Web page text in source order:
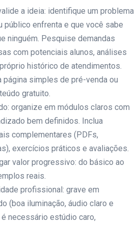
a ideia: identifique um problema
público enfrenta e que você sabe
ninguém. Pesquise demandas
com potenciais alunos, análises
histórico de atendimentos.
página simples de pré-venda ou
gratuito.
organize em módulos claros com
bem definidos. Inclua
complementares (PDFs,
exercícios práticos e avaliações.
valor progressivo: do básico ao
reais.
profissional: grave em
(boa iluminação, áudio claro e
necessário estúdio caro,